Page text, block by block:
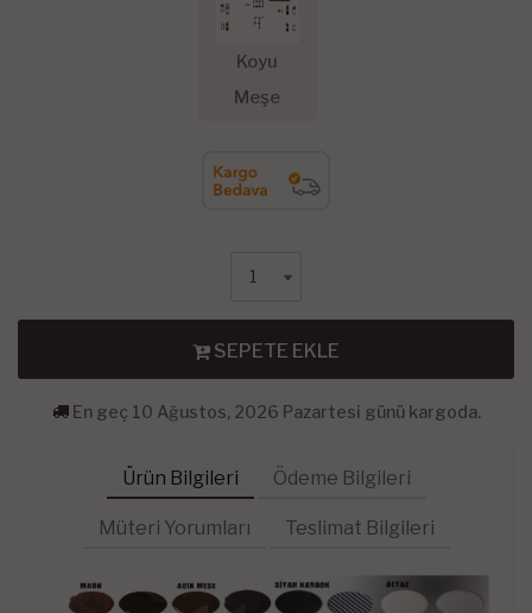
Koyu
Meşe
SEPETE EKLE
En geç 10 Ağustos, 2026 Pazartesi günü kargoda.
Ürün Bilgileri Ödeme Bilgileri
Müteri Yorumları Teslimat Bilgileri